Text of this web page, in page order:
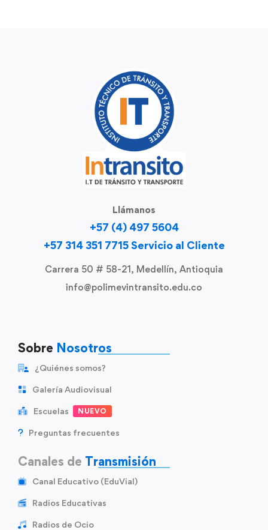
Llámanos
+57 (4) 497 5604
+57 314 351 7715 Servicio al Cliente
Carrera 50 # 58-21, Medellín, Antioquia
info@polimevintransito.edu.co
Sobre Nosotros
¿Quiénes somos?
Galería Audiovisual
Escuelas NUEVO
Preguntas frecuentes
Canales de Transmisión
Canal Educativo (EduVial)
Radios Educativas
Radios de Ocio